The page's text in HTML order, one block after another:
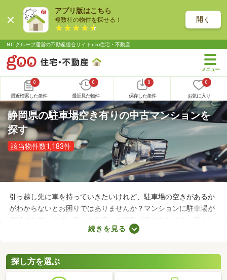
アプリ版はこちら
複数社の物件を探せる！ 開く
NTTグループ運営の不動産総合サイト goo住宅・不動産
0
最近検索した条件
0
最近見た物件
0
保存した条件
0
お気に入り
静岡県の駐車場空き有りの中古マンションを
探す
該当物件数1,183件
引っ越し先に車を持っていきたいけれど、駐車場の空きがあるか
がわからないとお困りではありませんか？マンションに駐車場が
併設されていれば、車から自宅への移動が楽になります。暮らし
やすさに直結するポイントなので、購入前に必ず駐車場の空きが
中古マンションを紹介します。
続きを見る
探し方を選ぶ